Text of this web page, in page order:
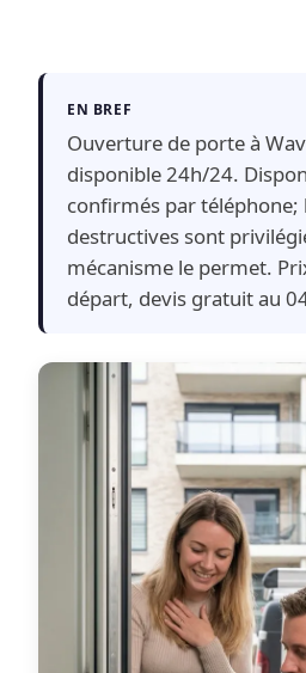
EN BREF
Ouverture de porte à
disponible 24h/24.
confirmés par téléphone;
destructives sont
mécanisme le permet.
départ, devis gratuit au